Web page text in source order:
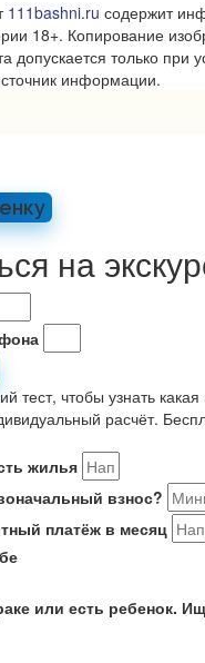
111bashni.ru содержит
18+. Копирование
допускается только при
информации.
на
тест, чтобы узнать
расчёт.
жилья
взнос?
платёж в месяц
или есть ребенок.